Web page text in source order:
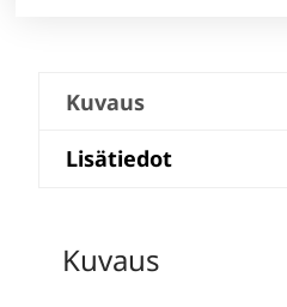
Kuvaus
Lisätiedot
Kuvaus